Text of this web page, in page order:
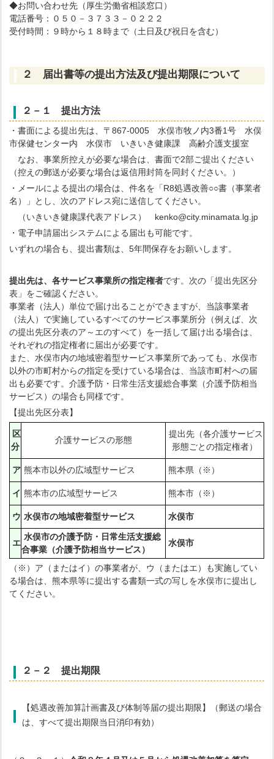
◆お問い合わせ先（厚生労働省相談窓口）
電話番号：０５０－３７３３－０２２２
受付時間：９時から１８時まで（土日及び祝日を含む）
２ 届出書等の提出方法及び提出期限について
２－１ 提出方法
・書面による提出先は、〒867-0005 水俣市牧ノ内3番1号 水俣
市保健センター内 水俣市 いきいき健康課 高齢介護支援室
なお、事業所控えが必要な場合は、書面で2部ご提出ください
（控えの郵送が必要な場合は返信用封筒を同封ください。）
・メールによる提出の場合は、件名を「R8処遇改善○○書（事業者
名）」とし、次のアドレス宛に送信してください。
（いきいき健康課代表アドレス） kenko@city.minamata.lg.jp
・電子申請届出システムによる届出も可能です。
いずれの場合も、提出書類は、5年間保存をお願いします。
提出先は、各サービス事業所の指定権者です。次の「提出先区分
表」をご確認ください。
事業者（法人）単位で届け出ることができますが、当該事業者
（法人）で実施しているすべてのサービス事業所分（例えば、次
の提出先区分表のア～エのすべて）を一括して届け出る場合は、
それぞれの指定権者に届出が必要です。
また、水俣市内の地域密着型サービス事業所であっても、水俣市
以外の市町村からの指定を受けている場合は、当該市町村への届
出も必要です。介護予防・日常生活支援総合事業（介護予防相当
サービス）の場合も同様です。
【提出先区分表】
区
分
介護サービスの形態
提出先（各介護サービス
形態ごとの指定権者）
ア 熊本市以外の広域型サービス 熊本県（※）
イ 熊本市の広域型サービス 熊本市（※）
ウ 水俣市の地域密着型サービス 水俣市
エ
水俣市の介護予防・日常生活支援総
合事業（介護予防相当サービス）
水俣市
（※）ア（またはイ）の事業者が、ウ（またはエ）も実施してい
る場合は、熊本県等に提出する書類一式の写しを水俣市に提出し
てください。
２－２ 提出期限
【処遇改善加算計画書及び体制等届の提出期限】（郵送の場合
は、すべて提出期限当日消印有効）